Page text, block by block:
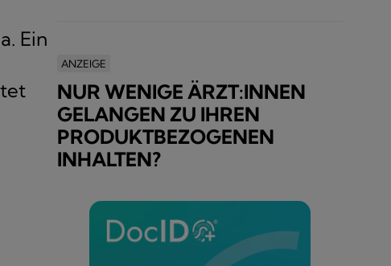
Ein
ANZEIGE
NUR WENIGE ÄRZT:INNEN
GELANGEN ZU IHREN
PRODUKTBEZOGENEN
INHALTEN?